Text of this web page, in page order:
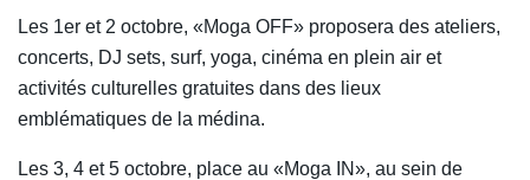
Les 1er et 2 octobre, «Moga OFF» proposera des ateliers,
concerts, DJ sets, surf, yoga, cinéma en plein air et
activités culturelles gratuites dans des lieux
emblématiques de la médina.
Les 3, 4 et 5 octobre, place au «Moga IN», au sein de